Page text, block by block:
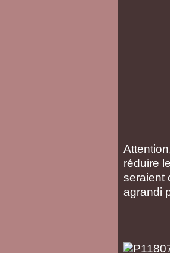
réduire
seraient
agrandi